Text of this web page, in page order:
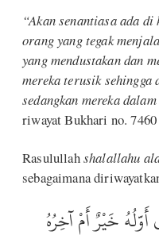
“Akan senantiasa ada di
orang yang tegak
yang mendustakan dan
mereka terusik
sedangkan mereka
riwayat Bukhari no.
Rasulullahshalallahu
sebagaimana
خَيْرٌ أَمْ آخِرُهُ